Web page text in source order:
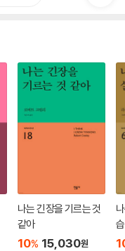
나는 긴장을 기르는 것
같아
10% 15,030원
집